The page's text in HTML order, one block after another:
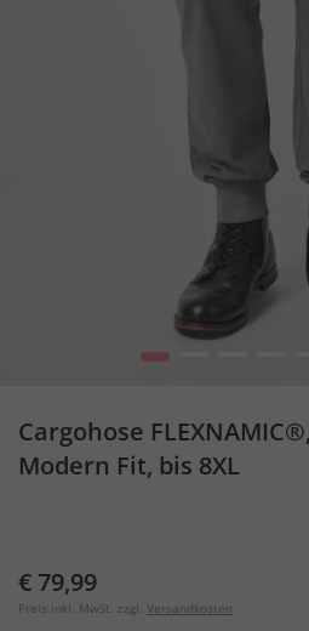
1
Cargohose
Modern Fit, bis 8XL
€ 79,99
Preis inkl. MwSt. zzgl. Versandkosten